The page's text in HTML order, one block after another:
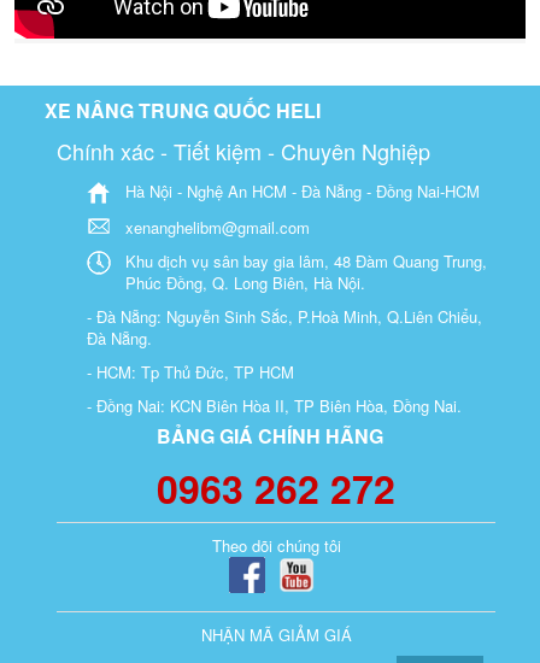
XE NÂNG TRUNG QUỐC HELI
Chính xác - Tiết kiệm - Chuyên Nghiệp
Hà Nội - Nghệ An HCM - Đà Nẵng - Đồng Nai-HCM
xenanghelibm@gmail.com
Khu dịch vụ sân bay gia lâm, 48 Đàm Quang Trung,
Phúc Đồng, Q. Long Biên, Hà Nội.
- Đà Nẵng: Nguyễn Sinh Sắc, P.Hoà Minh, Q.Liên Chiểu,
Đà Nẵng.
- HCM: Tp Thủ Đức, TP HCM
- Đồng Nai: KCN Biên Hòa II, TP Biên Hòa, Đồng Nai.
BẢNG GIÁ CHÍNH HÃNG
0963 262 272
Theo dõi chúng tôi
NHẬN MÃ GIẢM GIÁ